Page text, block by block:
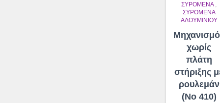
ΣΥΡΌΜΕΝΑ,
ΣΥΡΌΜΕΝΑ
ΑΛΟΥΜΙΝΊΟΥ
χωρίς
πλάτη
στήριξης
ρουλεμάν
(No 410)